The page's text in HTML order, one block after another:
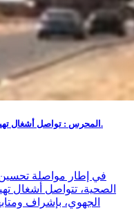
المحرس : تواصل أشغال تهيئة عيادة الإنعاش والتخدير بالمستشفى الجهوي.
في إطار مواصلة تحسين
الصحية، تتواصل أشغال
الجهوي، بإشراف